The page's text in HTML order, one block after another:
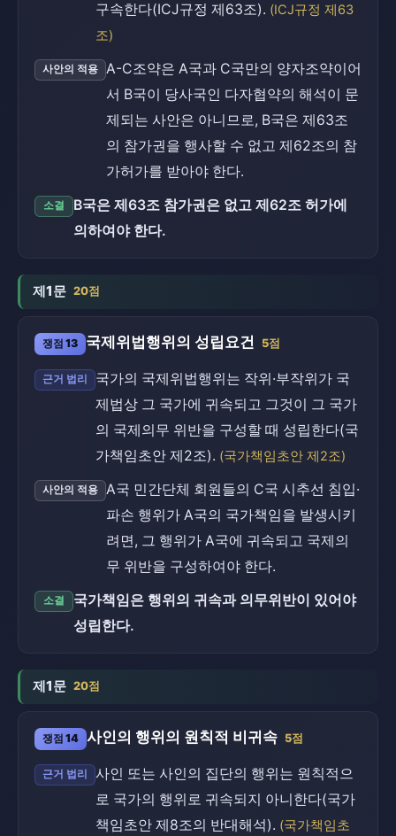
구속한다(ICJ규정 제63조). (ICJ규정 제63
조)
사안의 적용
A-C조약은 A국과 C국만의 양자조약이어
서 B국이 당사국인 다자협약의 해석이 문
제되는 사안은 아니므로, B국은 제63조
의 참가권을 행사할 수 없고 제62조의 참
가허가를 받아야 한다.
소결
B국은 제63조 참가권은 없고 제62조 허가에
의하여야 한다.
제1문 20점
쟁점 13 국제위법행위의 성립요건 5점
근거 법리
국가의 국제위법행위는 작위·부작위가 국
제법상 그 국가에 귀속되고 그것이 그 국가
의 국제의무 위반을 구성할 때 성립한다(국
가책임초안 제2조). (국가책임초안 제2조)
사안의 적용
A국 민간단체 회원들의 C국 시추선 침입·
파손 행위가 A국의 국가책임을 발생시키
려면, 그 행위가 A국에 귀속되고 국제의
무 위반을 구성하여야 한다.
소결
국가책임은 행위의 귀속과 의무위반이 있어야
성립한다.
제1문 20점
쟁점 14 사인의 행위의 원칙적 비귀속 5점
근거 법리
사인 또는 사인의 집단의 행위는 원칙적으
로 국가의 행위로 귀속되지 아니한다(국가
책임초안 제8조의 반대해석). (국가책임초